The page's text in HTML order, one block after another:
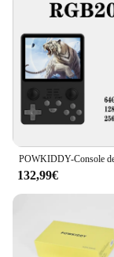
132,99€